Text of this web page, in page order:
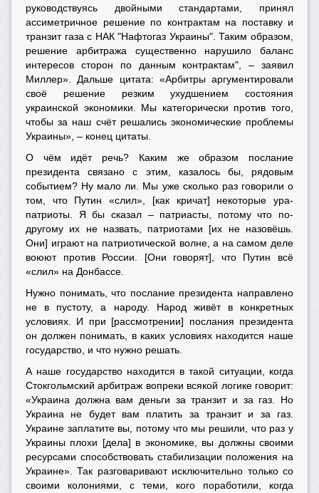
руководствуясь двойными стандартами, принял
ассиметричное решение по контрактам на поставку и
транзит газа с НАК "Нафтогаз Украины". Таким образом,
решение арбитража существенно нарушило баланс
интересов сторон по данным контрактам", – заявил
Миллер». Дальше цитата: «Арбитры аргументировали
своё решение резким ухудшением состояния
украинской экономики. Мы категорически против того,
чтобы за наш счёт решались экономические проблемы
Украины», – конец цитаты.
О чём идёт речь? Каким же образом послание
президента связано с этим, казалось бы, рядовым
событием? Ну мало ли. Мы уже сколько раз говорили о
том, что Путин «слил», [как кричат] некоторые ура-
патриоты. Я бы сказал – патриасты, потому что по-
другому их не назвать, патриотами [их не назовёшь.
Они] играют на патриотической волне, а на самом деле
воюют против России. [Они говорят], что Путин всё
«слил» на Донбассе.
Нужно понимать, что послание президента направлено
не в пустоту, а народу. Народ живёт в конкретных
условиях. И при [рассмотрении] послания президента
он должен понимать, в каких условиях находится наше
государство, и что нужно решать.
А наше государство находится в такой ситуации, когда
Стокгольмский арбитраж вопреки всякой логике говорит:
«Украина должна вам деньги за транзит и за газ. Но
Украина не будет вам платить за транзит и за газ.
Украине заплатите вы, потому что мы решили, что раз у
Украины плохи [дела] в экономике, вы должны своими
ресурсами способствовать стабилизации положения на
Украине». Так разговаривают исключительно только со
своими колониями, с теми, кого поработили, когда